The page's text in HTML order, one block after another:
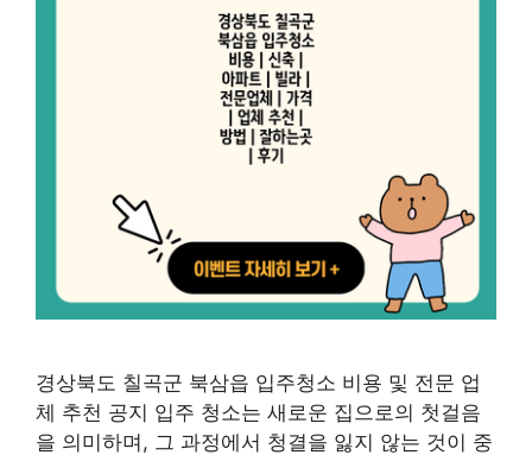
경상북도 칠곡군 북삼읍 입주청소 비용 및 전문 업
체 추천 공지 입주 청소는 새로운 집으로의 첫걸음
을 의미하며, 그 과정에서 청결을 잃지 않는 것이 중